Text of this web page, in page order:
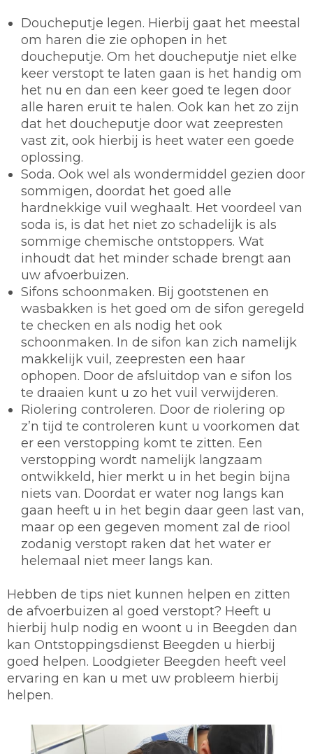
Doucheputje legen. Hierbij gaat het meestal
om haren die zie ophopen in het
doucheputje. Om het doucheputje niet elke
keer verstopt te laten gaan is het handig om
het nu en dan een keer goed te legen door
alle haren eruit te halen. Ook kan het zo zijn
dat het doucheputje door wat zeepresten
vast zit, ook hierbij is heet water een goede
oplossing.
Soda. Ook wel als wondermiddel gezien door
sommigen, doordat het goed alle
hardnekkige vuil weghaalt. Het voordeel van
soda is, is dat het niet zo schadelijk is als
sommige chemische ontstoppers. Wat
inhoudt dat het minder schade brengt aan
uw afvoerbuizen.
Sifons schoonmaken. Bij gootstenen en
wasbakken is het goed om de sifon geregeld
te checken en als nodig het ook
schoonmaken. In de sifon kan zich namelijk
makkelijk vuil, zeepresten een haar
ophopen. Door de afsluitdop van e sifon los
te draaien kunt u zo het vuil verwijderen.
Riolering controleren. Door de riolering op
z’n tijd te controleren kunt u voorkomen dat
er een verstopping komt te zitten. Een
verstopping wordt namelijk langzaam
ontwikkeld, hier merkt u in het begin bijna
niets van. Doordat er water nog langs kan
gaan heeft u in het begin daar geen last van,
maar op een gegeven moment zal de riool
zodanig verstopt raken dat het water er
helemaal niet meer langs kan.
Hebben de tips niet kunnen helpen en zitten
de afvoerbuizen al goed verstopt? Heeft u
hierbij hulp nodig en woont u in Beegden dan
kan Ontstoppingsdienst Beegden u hierbij
goed helpen. Loodgieter Beegden heeft veel
ervaring en kan u met uw probleem hierbij
helpen.